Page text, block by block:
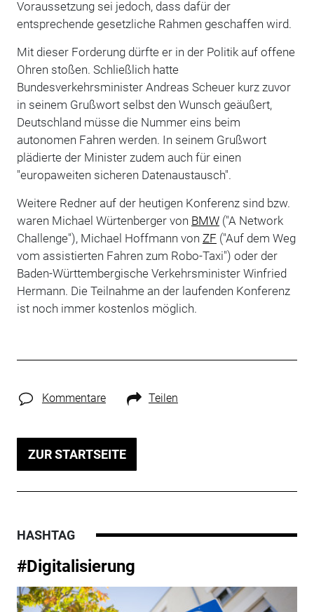
Voraussetzung sei jedoch, dass dafür der
entsprechende gesetzliche Rahmen geschaffen wird.
Mit dieser Forderung dürfte er in der Politik auf offene
Ohren stoßen. Schließlich hatte
Bundesverkehrsminister Andreas Scheuer kurz zuvor
in seinem Grußwort selbst den Wunsch geäußert,
Deutschland müsse die Nummer eins beim
autonomen Fahren werden. In seinem Grußwort
plädierte der Minister zudem auch für einen
"europaweiten sicheren Datenaustausch".
Weitere Redner auf der heutigen Konferenz sind bzw.
waren Michael Würtenberger von BMW("A Network
Challenge"), Michael Hoffmann von ZF ("Auf dem Weg
vom assistierten Fahren zum Robo-Taxi") oder der
Baden-Württembergische Verkehrsminister Winfried
Hermann. Die Teilnahme an der laufenden Konferenz
ist noch immer kostenlos möglich.
Kommentare Teilen
ZUR STARTSEITE
HASHTAG
#Digitalisierung